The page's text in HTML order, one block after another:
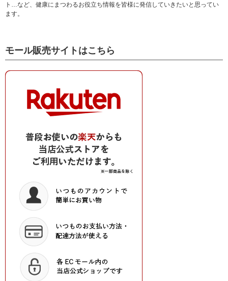
ト…など、健康にまつわるお役立ち情報を皆様に発信していきたいと思ってい
ます。
モール販売サイトはこちら